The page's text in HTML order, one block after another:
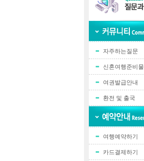
자주하는질문
신혼여행준비물
여권발급안내
환전 및 출국
여행예약하기
카드결제하기